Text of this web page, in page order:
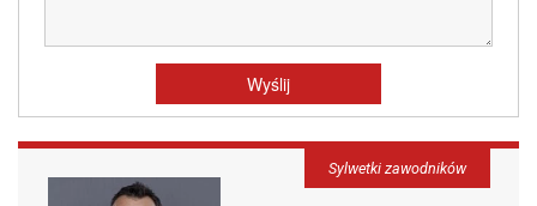
Sylwetki zawodników